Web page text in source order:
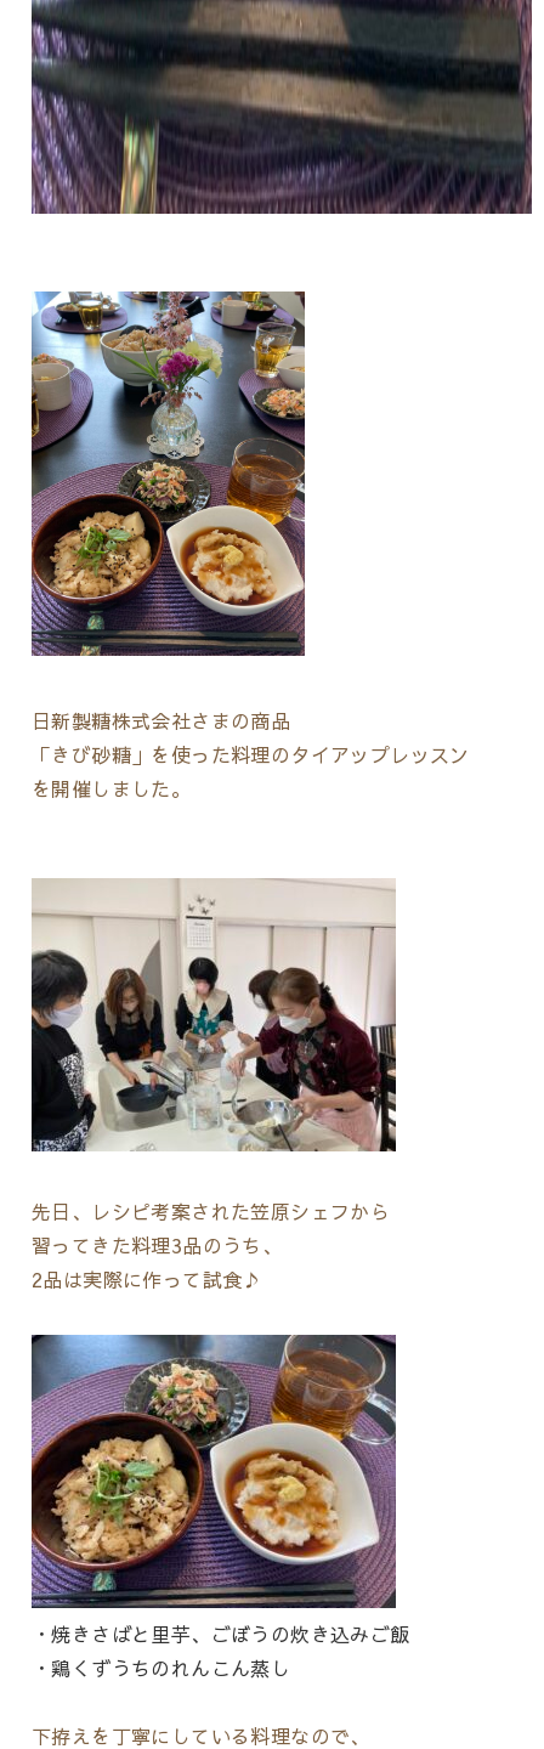
日新製糖株式会社さまの商品
「きび砂糖」を使った料理のタイアップレッスン
を開催しました。
先日、レシピ考案された笠原シェフから
習ってきた料理3品のうち、
2品は実際に作って試食♪
・焼きさばと里芋、ごぼうの炊き込みご飯
・鶏くずうちのれんこん蒸し
下拵えを丁寧にしている料理なので、